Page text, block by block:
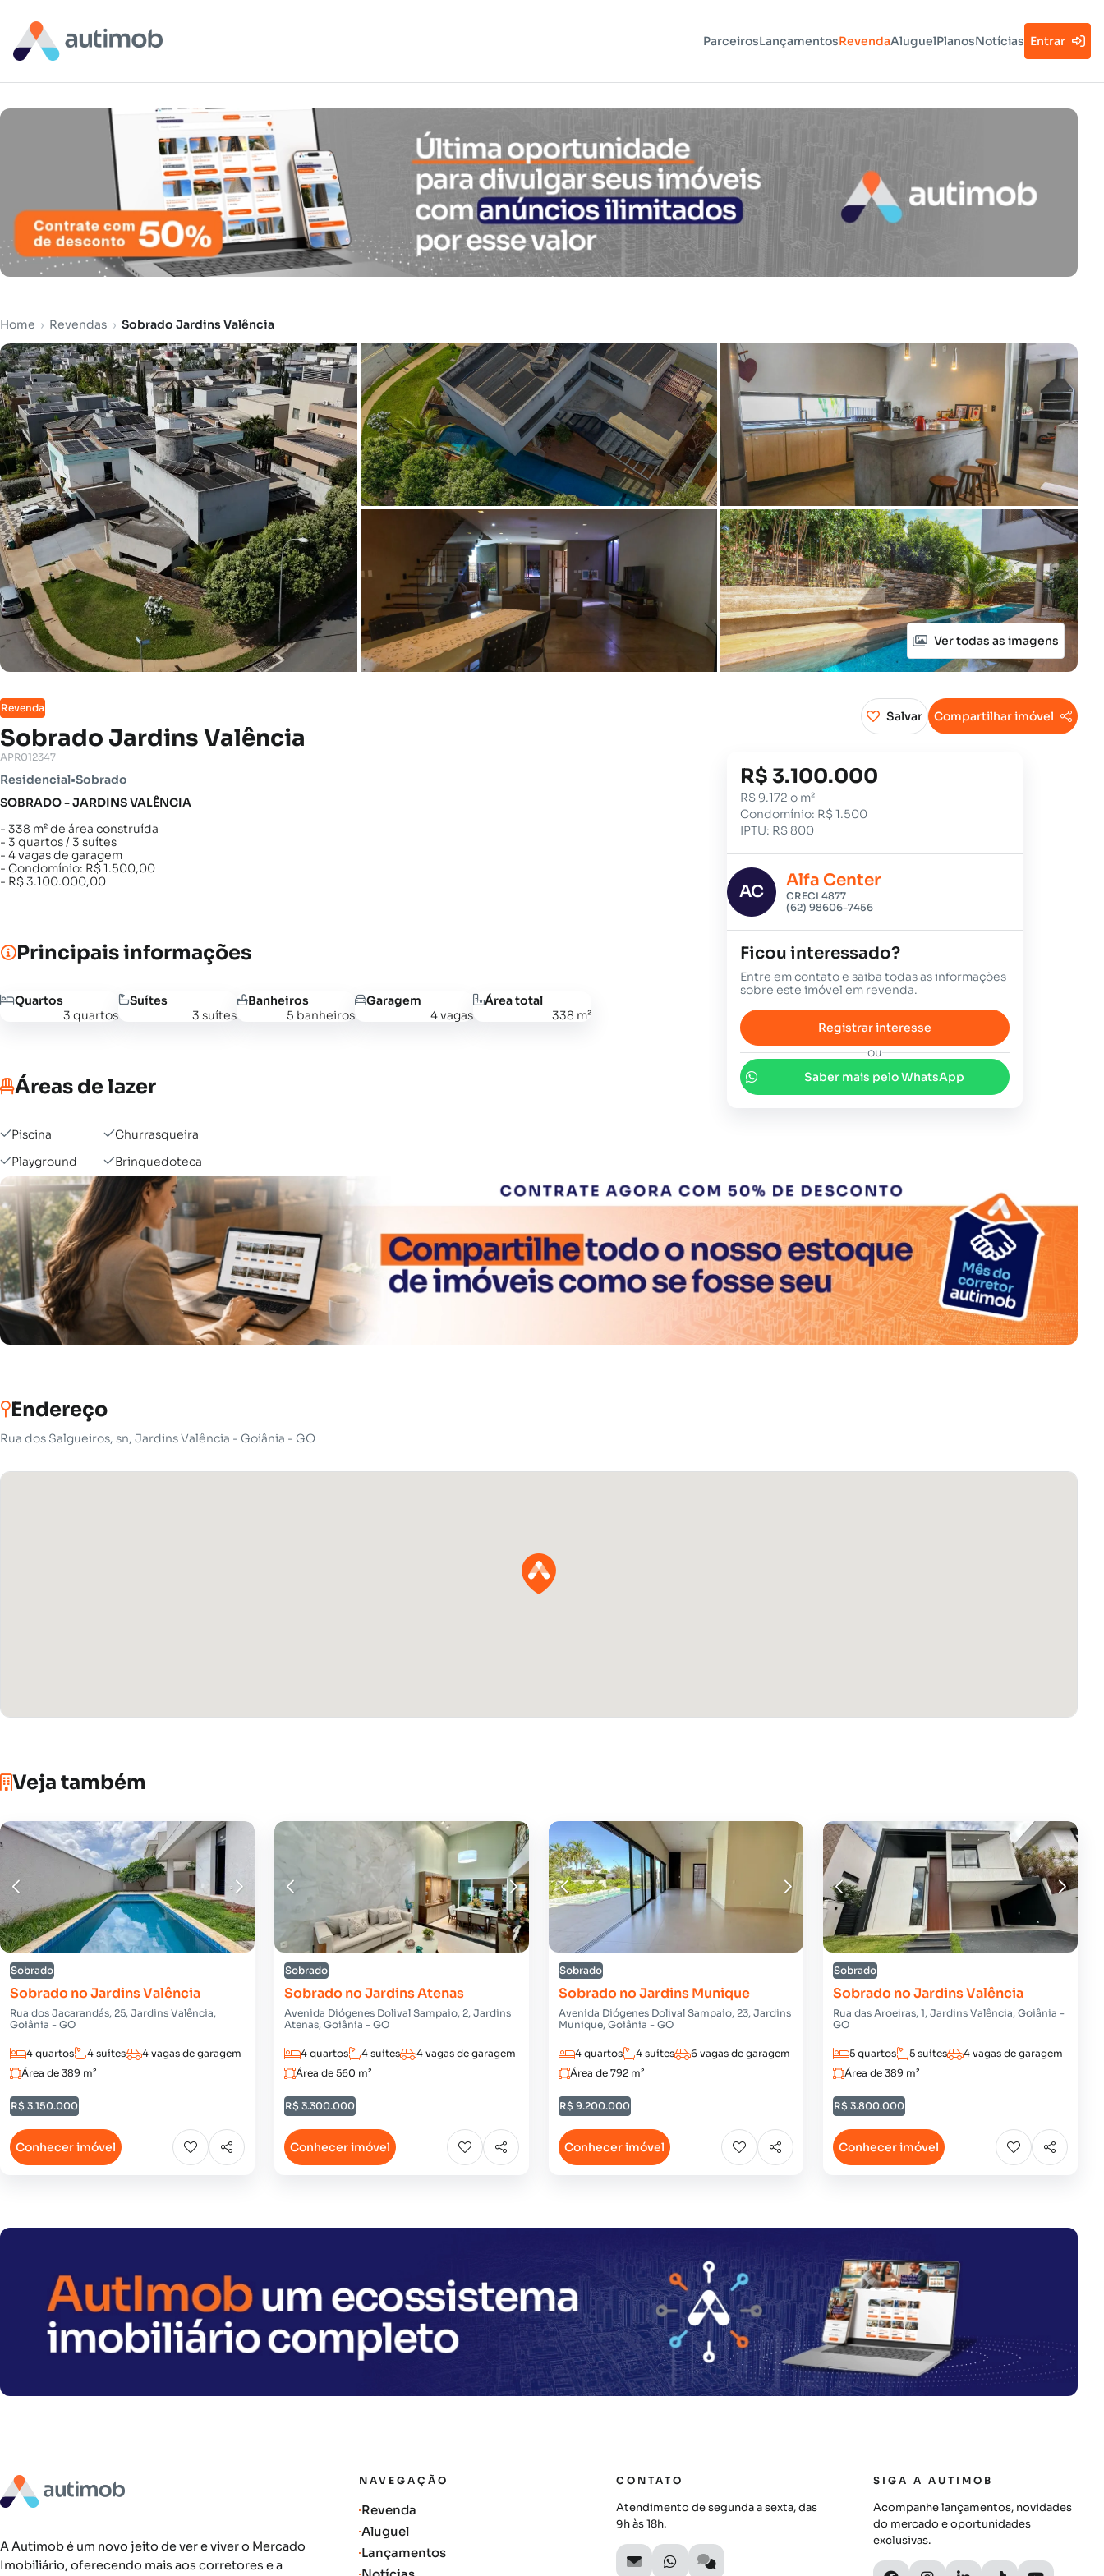
ParceirosLançamentosRevendaAluguelPlanosNotícias Entrar
Home › Revendas › Sobrado Jardins Valência
Ver todas as imagens
Revenda
Sobrado Jardins Valência
Salvar Compartilhar imóvel
APR012347
Residencial•Sobrado
SOBRADO - JARDINS VALÊNCIA
- 338 m² de área construída
- 3 quartos / 3 suítes
- 4 vagas de garagem
- Condomínio: R$ 1.500,00
- R$ 3.100.000,00
Principais informações
Quartos
3 quartos
Suítes
3 suítes
Banheiros
5 banheiros
Garagem
4 vagas
Área total
338 m²
Áreas de lazer
Piscina
Churrasqueira
Playground
Brinquedoteca
R$ 3.100.000
R$ 9.172 o m²
Condomínio: R$ 1.500
IPTU: R$ 800
AC
Alfa Center
CRECI 4877
(62) 98606-7456
Ficou interessado?
Entre em contato e saiba todas as informações
sobre este imóvel em revenda.
Registrar interesse
ou
Saber mais pelo WhatsApp
Endereço
Rua dos Salgueiros, sn, Jardins Valência - Goiânia - GO
Veja também
Sobrado
Sobrado no Jardins Valência
Rua dos Jacarandás, 25, Jardins Valência,
Goiânia - GO
4 quartos 4 suítes
4 vagas de garagem
Área de 389 m²
R$ 3.150.000
Conhecer imóvel
Sobrado
Sobrado no Jardins Atenas
Avenida Diógenes Dolival Sampaio, 2, Jardins
Atenas, Goiânia - GO
4 quartos 4 suítes
4 vagas de garagem
Área de 560 m²
R$ 3.300.000
Conhecer imóvel
Sobrado
Sobrado no Jardins Munique
Avenida Diógenes Dolival Sampaio, 23, Jardins
Munique, Goiânia - GO
4 quartos 4 suítes
6 vagas de garagem
Área de 792 m²
R$ 9.200.000
Conhecer imóvel
Sobrado
Sobrado no Jardins Valência
Rua das Aroeiras, 1, Jardins Valência, Goiânia -
GO
5 quartos 5 suítes
4 vagas de garagem
Área de 389 m²
R$ 3.800.000
Conhecer imóvel
A Autimob é um novo jeito de ver e viver o Mercado
Imobiliário, oferecendo mais aos corretores e a
NAVEGAÇÃO
Revenda
Aluguel
Lançamentos
CONTATO
Atendimento de segunda a sexta, das
9h às 18h.
SIGA A AUTIMOB
Acompanhe lançamentos, novidades
do mercado e oportunidades
exclusivas.